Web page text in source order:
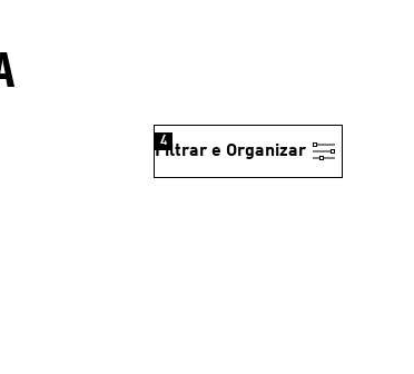
Filtrar e Organizar
4